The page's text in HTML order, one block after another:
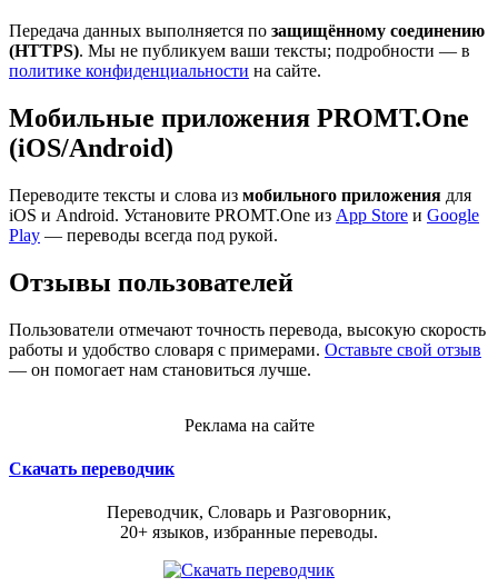
Передача данных выполняется по защищённому соединению
(HTTPS). Мы не публикуем ваши тексты; подробности — в
политике конфиденциальности на сайте.
Мобильные приложения PROMT.One
(iOS/Android)
Переводите тексты и слова из мобильного приложения для
iOS и Android. Установите PROMT.One из App Store и Google
Play — переводы всегда под рукой.
Отзывы пользователей
Пользователи отмечают точность перевода, высокую скорость
работы и удобство словаря с примерами. Оставьте свой отзыв
— он помогает нам становиться лучше.
Реклама на сайте
Скачать переводчик
Переводчик, Словарь и Разговорник,
20+ языков, избранные переводы.